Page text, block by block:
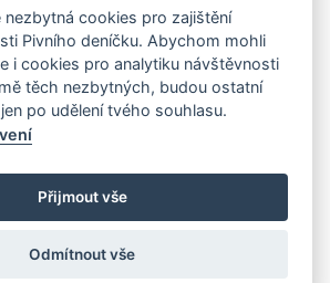
zdroj, který není spjat s žádným
ani restaurací. Názory uživatelů nemusí nutně
Deníčku.
nezbytná cookies pro zajištění
Pivního deníčku. Abychom mohli
i cookies pro analytiku návštěvnosti
těch nezbytných, budou ostatní
po udělení tvého souhlasu.
Přijmout vše
Odmítnout vše